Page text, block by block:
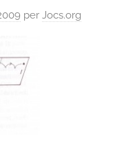
per Jocs.org